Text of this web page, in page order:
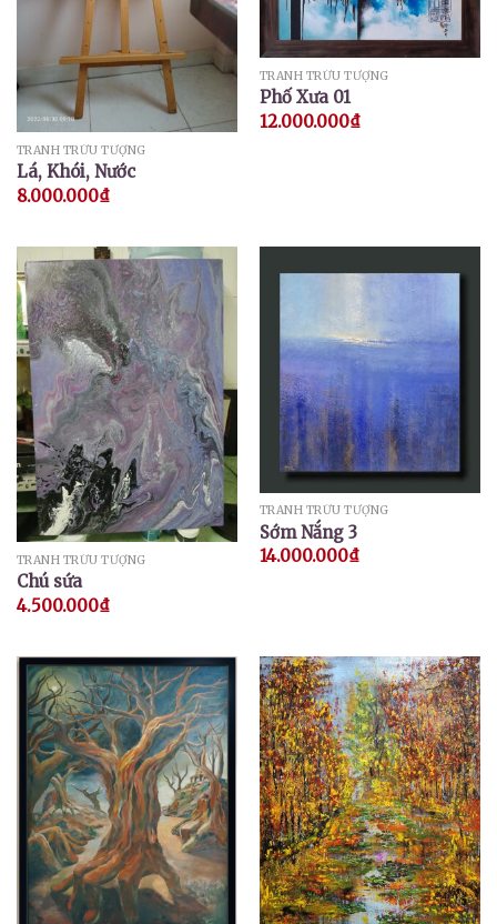
TRANH TRỪU TƯỢNG
Lá, Khói, Nước
8.000.000₫
TRANH TRỪU TƯỢNG
Phố Xưa 01
12.000.000₫
TRANH TRỪU TƯỢNG
Chú sứa
4.500.000₫
TRANH TRỪU TƯỢNG
Sớm Nắng 3
14.000.000₫